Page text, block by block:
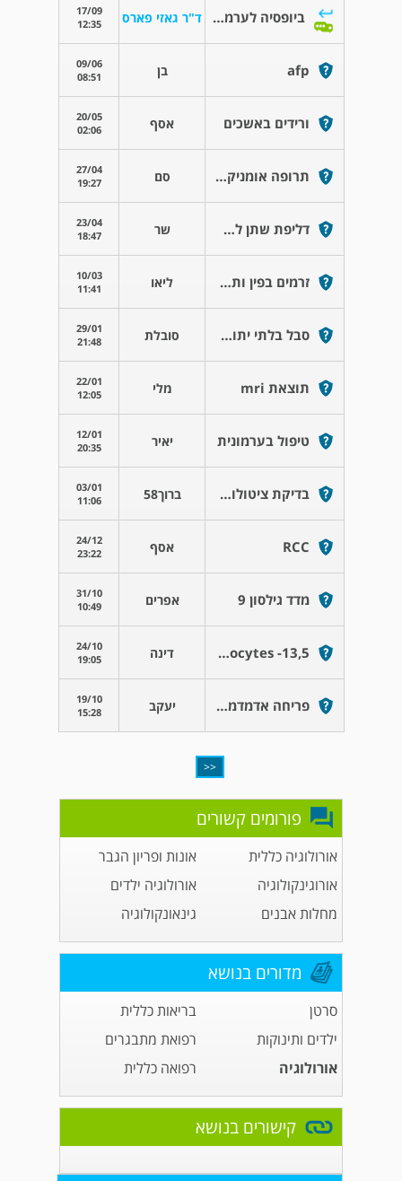
ביופסיה לערמונית ד"ר גאזי פארס
17/09
12:35
afp בן
09/06
08:51
ורידים באשכים אסף
20/05
02:06
תרופה אומניק אוקאס 0.4 סם
27/04
19:27
דליפת שתן לאחר ניתוח ערמונית שר
23/04
18:47
זרמים בפין ותחיפות במתן שתן ליאו
10/03
11:41
סבל בלתי יתואר תכיפות שתן סובלת
29/01
21:48
תוצאת mri מלי
22/01
12:05
טיפול בערמונית יאיר
12/01
20:35
בדיקת ציטולוגית ברוך58
03/01
11:06
RCC אסף
24/12
23:22
מדד גילסון 9 אפרים
31/10
10:49
‏Monocytes -13,5 בתוצאות ספירת דם- דינה
24/10
19:05
פריחה אדמדמה וגרד באיזור איבר המין הגברי יעקב
19/10
15:28
<<
פורומים קשורים
אורולוגיה כללית
אונות ופריון הגבר
אורוגינקולוגיה
אורולוגיה ילדים
מחלות אבנים
גינאונקולוגיה
מדורים בנושא
סרטן
בריאות כללית
ילדים ותינוקות
רפואת מתבגרים
אורולוגיה
רפואה כללית
קישורים בנושא